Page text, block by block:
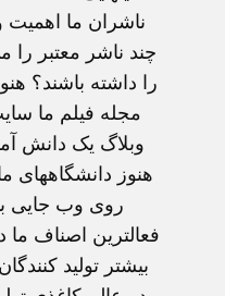
ناشران ما اهميت
چند ناشر معتبر
را داشته باشند؟
مجله فيلم ما
وبلاگ يک دانش
هنوز دانشگاههای
روی وب جايی
فعالترين اصناف
بيشتر توليد